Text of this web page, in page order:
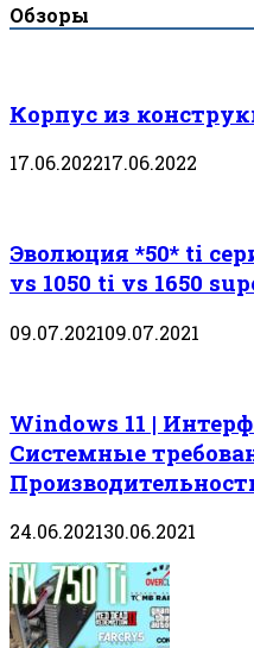
Обзоры
Корпус из
17.06.202217.06.2022
Эволюция *50* ti
vs 1050 ti vs 1650
09.07.202109.07.2021
Windows 11 |
Системные
24.06.202130.06.2021